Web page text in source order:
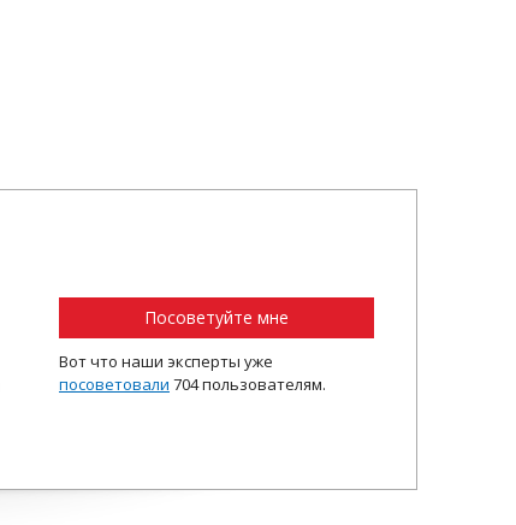
Посоветуйте мне
Вот что наши эксперты уже
посоветовали 704 пользователям.